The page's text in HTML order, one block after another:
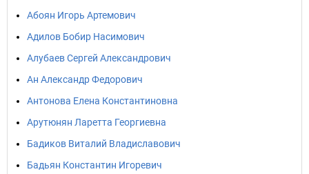
Абоян Игорь Артемович
Адилов Бобир Насимович
Алубаев Сергей Александрович
Ан Александр Федорович
Антонова Елена Константиновна
Арутюнян Ларетта Георгиевна
Бадиков Виталий Владиславович
Бадьян Константин Игоревич